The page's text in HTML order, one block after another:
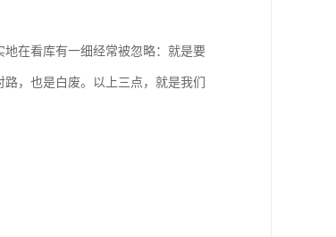
在看库有一细经常被忽略：就是要
，也是白废。以上三点，就是我们